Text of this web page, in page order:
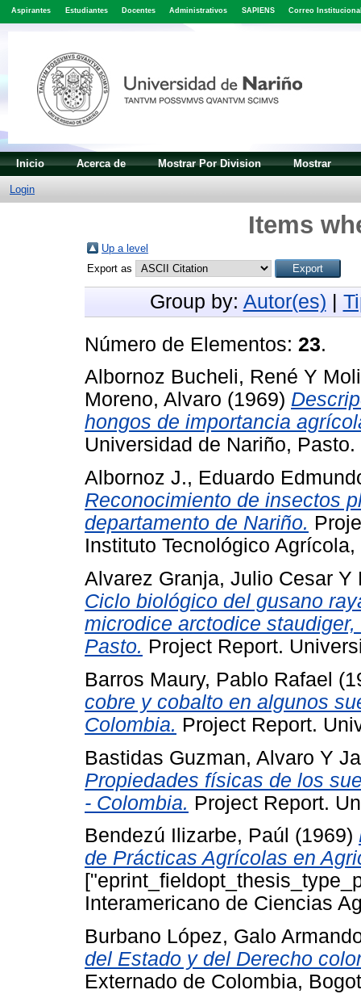
Aspirantes Estudiantes Docentes Administrativos SAPIENS Correo
Inicio Acerca de Mostrar Por Division Mostrar
Login
Items
Up a level
Export as
Group by: Autor(es) |
Número de Elementos: 23.
Albornoz Bucheli, René Y
Moreno, Alvaro (1969)
hongos de importancia
Universidad de Nariño, Pasto.
Albornoz J., Eduardo
Reconocimiento de insectos
departamento de Nariño.
Instituto Tecnológico
Alvarez Granja, Julio Cesar Y
Ciclo biológico del gusano
microdice arctodice
Pasto. Project Report.
Barros Maury, Pablo Rafael
cobre y cobalto en algunos
Colombia. Project Report.
Bastidas Guzman, Alvaro Y
Propiedades físicas de los
- Colombia. Project Report.
Bendezú Ilizarbe, Paúl (1969)
de Prácticas Agrícolas en
Interamericano de Ciencias
Burbano López, Galo
del Estado y del Derecho
Externado de Colombia,